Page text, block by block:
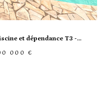
et dépendance T3 -...
000 €